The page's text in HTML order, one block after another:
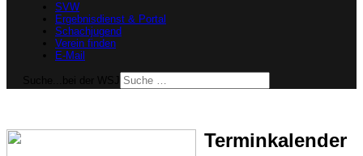
SVW
Ergebnisdienst & Portal
Schachjugend
Verein finden
E-Mail
Terminkalender